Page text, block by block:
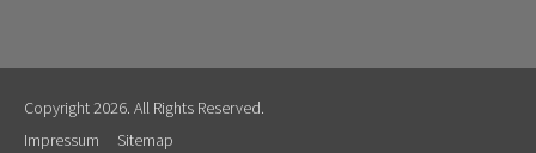
Copyright 2026. All Rights Reserved.
Impressum
Sitemap